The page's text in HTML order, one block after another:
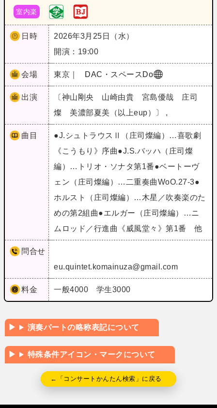
室内楽
日時
2026年3月25日（水）
開演：19:00
会場 東京｜ DAC・スペースDo
出演
〔神山剛央 山崎由貴 宮島優哉 庄司
燦 美濃部夏美（以上eup）〕 ,
曲目
●J.シュトラウスⅡ（庄司燦編）…喜歌劇
《こうもり》序曲●J.S.バッハ（庄司燦
編）…トリオ・ソナタ第1番●ベートーヴ
ェン（庄司燦編）…二重奏曲WoO.27-3●
ホルスト（庄司燦編）…木星／吹奏楽のた
めの第2組曲●エルガー（庄司燦編）…ニ
ムロッド／行進曲《威風堂々》第1番 他
問合せ
eu.quintet.komainuza@gmail.com
料金 一般4000 学生3000
演奏パートの略称表記について
特殊条件アイコン・マークについて
←「コンサートかんたん検索」に戻る